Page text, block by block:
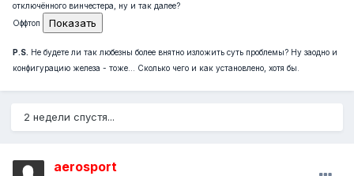
отключённого винчестера, ну и так далее?
Оффтоп
P.S. Не будете ли так любезны более внятно изложить суть проблемы? Ну заодно и
конфигурацию железа - тоже... Сколько чего и как установлено, хотя бы.
2 недели спустя...
aerosport